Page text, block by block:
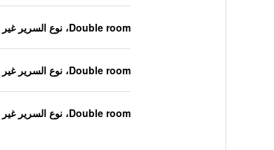
Double room، نوع السرير غير معروف
Double room، نوع السرير غير معروف
Double room، نوع السرير غير معروف